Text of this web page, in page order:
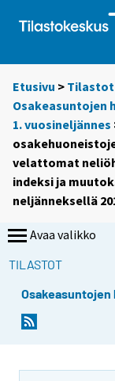
Etusivu > Tilastot
Osakeasuntojen
1. vuosineljännes
velattomat
indeksi ja
neljänneksellä
Avaa valikko
TILASTOT
Osakeasuntojen